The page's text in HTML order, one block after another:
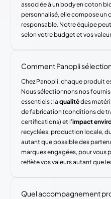
associée à un body en coton
personnalisé, elle compose un
responsable. Notre équipe
selon votre budget et vos
Comment Panopli
Chez Panopli, chaque produit
Nous sélectionnons nos
essentiels : laqualitédes
de fabrication (conditions de
certifications) et l'impact
recyclées, production locale,
autant que possible des
marques engagées, pour vous
reflète vos valeurs autant que
Quel accompagnement